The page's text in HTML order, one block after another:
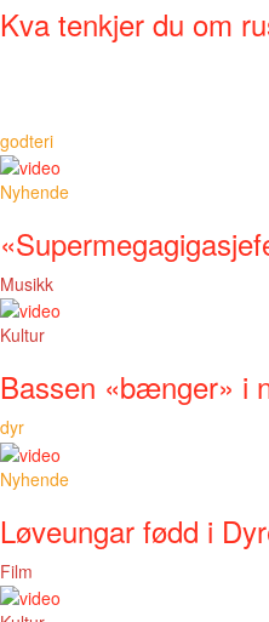
Kva tenkjer du om
godteri
Nyhende
Musikk
Kultur
Bassen «bænger» i
dyr
Nyhende
Løveungar fødd i
Film